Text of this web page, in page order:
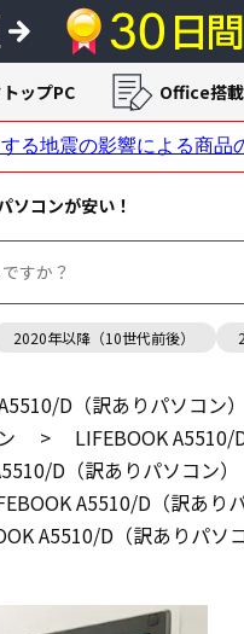
ソコンが安い！
2020年以降（10世代前後）
ップPC Office搭
D（訳ありパソコン）
>
LIFEBOOK A5510/
D（訳ありパソコン）
A5510/D（訳あり
A5510/D（訳ありパソコ